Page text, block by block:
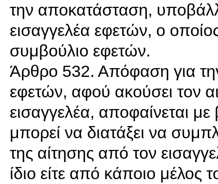
την αποκατάσταση,
εισαγγελέα εφετών, ο
συμβούλιο εφετών.
Άρθρο 532. Απόφαση για
εφετών, αφού ακούσει τον
εισαγγελέα, αποφαίνεται
μπορεί να διατάξει να
της αίτησης από τον
ίδιο είτε από κάποιο μέλος